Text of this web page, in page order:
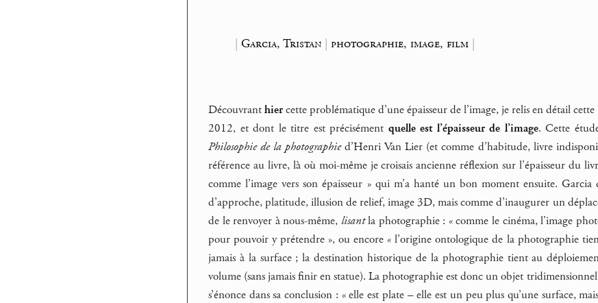
|Garcia, Tristan |photographie, image, film |
Découvranthiercette problématique d’une épaisseur de l’image, je relis en détail
2012, et dont le titre est précisément quelle est l’épaisseur de l’image. Cette
Philosophie de la photographied’Henri Van Lier (et comme d’habitude, livre
référence au livre, là où moi-même je croisais ancienne réflexion sur l’épaisseur du
comme l’image vers son épaisseur » qui m’a hanté un bon moment ensuite.
d’approche, platitude, illusion de relief, image 3D, mais comme d’inaugurer un
de le renvoyer à nous-même, lisantla photographie : « comme le cinéma, l’image
pour pouvoir y prétendre », ou encore « l’origine ontologique de la photographie
jamais à la surface ; la destination historique de la photographie tient au
volume (sans jamais finir en statue). La photographie est donc un objet
s’énonce dans sa conclusion : « elle est plate – elle est un peu plus qu’une surface,